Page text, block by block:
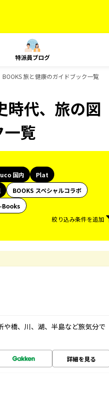
特派員ブログ
旅と健康のガイドブック一覧
代、旅の図
覧
国内
Plat
BOOKS スペシャルコラボ
Books
絞り込み条件を追加
や橋、川、湖、半島など旅気分で
詳細を見る